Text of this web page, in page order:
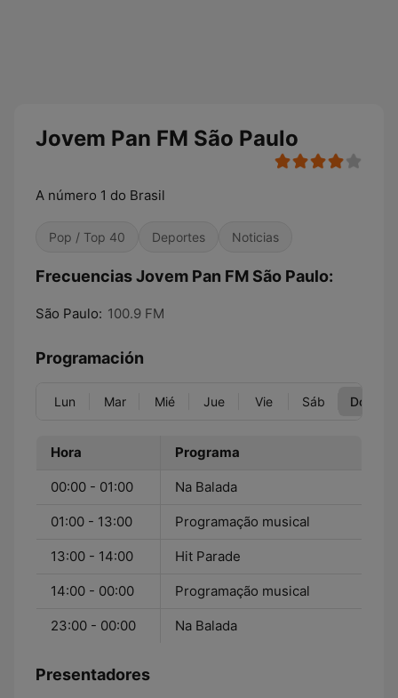
Jovem Pan FM São Paulo
A número 1 do Brasil
Pop / Top 40 Deportes Noticias
Frecuencias Jovem Pan FM São Paulo:
São Paulo: 100.9 FM
Programación
Lun Mar Mié Jue Vie Sáb Dom
Hora Programa
00:00 - 01:00 Na Balada
01:00 - 13:00 Programação musical
13:00 - 14:00 Hit Parade
14:00 - 00:00 Programação musical
23:00 - 00:00 Na Balada
Presentadores